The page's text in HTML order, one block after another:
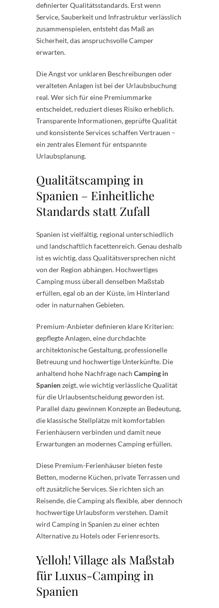
definierter Qualitätsstandards. Erst wenn
Service, Sauberkeit und Infrastruktur verlässlich
zusammenspielen, entsteht das Maß an
Sicherheit, das anspruchsvolle Camper
erwarten.
Die Angst vor unklaren Beschreibungen oder
veralteten Anlagen ist bei der Urlaubsbuchung
real. Wer sich für eine Premiummarke
entscheidet, reduziert dieses Risiko erheblich.
Transparente Informationen, geprüfte Qualität
und konsistente Services schaffen Vertrauen –
ein zentrales Element für entspannte
Urlaubsplanung.
Qualitätscamping in
Spanien – Einheitliche
Standards statt Zufall
Spanien ist vielfältig, regional unterschiedlich
und landschaftlich facettenreich. Genau deshalb
ist es wichtig, dass Qualitätsversprechen nicht
von der Region abhängen. Hochwertiges
Camping muss überall denselben Maßstab
erfüllen, egal ob an der Küste, im Hinterland
oder in naturnahen Gebieten.
Premium-Anbieter definieren klare Kriterien:
gepflegte Anlagen, eine durchdachte
architektonische Gestaltung, professionelle
Betreuung und hochwertige Unterkünfte. Die
anhaltend hohe Nachfrage nach Camping in
Spanienzeigt, wie wichtig verlässliche Qualität
für die Urlaubsentscheidung geworden ist.
Parallel dazu gewinnen Konzepte an Bedeutung,
die klassische Stellplätze mit komfortablen
Ferienhäusern verbinden und damit neue
Erwartungen an modernes Camping erfüllen.
Diese Premium-Ferienhäuser bieten feste
Betten, moderne Küchen, private Terrassen und
oft zusätzliche Services. Sie richten sich an
Reisende, die Camping als flexible, aber dennoch
hochwertige Urlaubsform verstehen. Damit
wird Camping in Spanien zu einer echten
Alternative zu Hotels oder Ferienresorts.
Yelloh! Village als Maßstab
für Luxus-Camping in
Spanien